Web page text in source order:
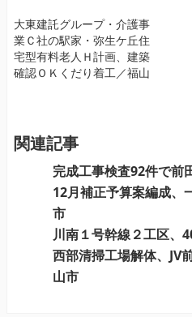
投
稿
ナ
ビ
シ
大東建託グループ・介護事
業Ｃ社の駅家・弥生ケ丘住
宅型有料老人Ｈ計画、建築
確認ＯＫくだり着工／福山
関連記事
完成工事検査92件で前
12月補正予算案編成、
市
川南１号幹線２工区、
西部清掃工場解体、JV
山市